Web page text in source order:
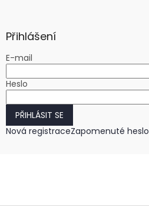
Přihlášení
E-mail
Heslo
PŘIHLÁSIT SE
Nová registraceZapomenuté heslo